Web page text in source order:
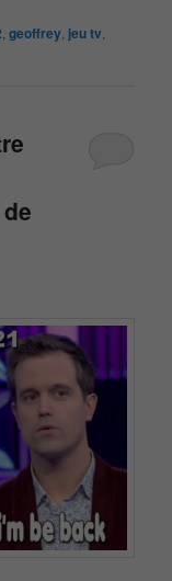
,geoffrey jeu tv